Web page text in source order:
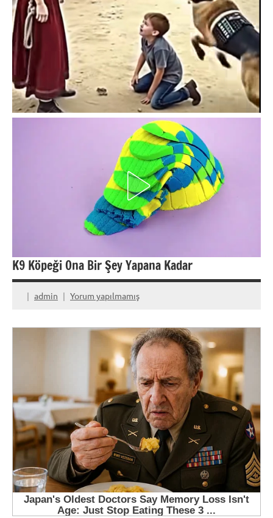
K9 Köpeği Ona Bir Şey Yapana Kadar
admin Yorum yapılmamış